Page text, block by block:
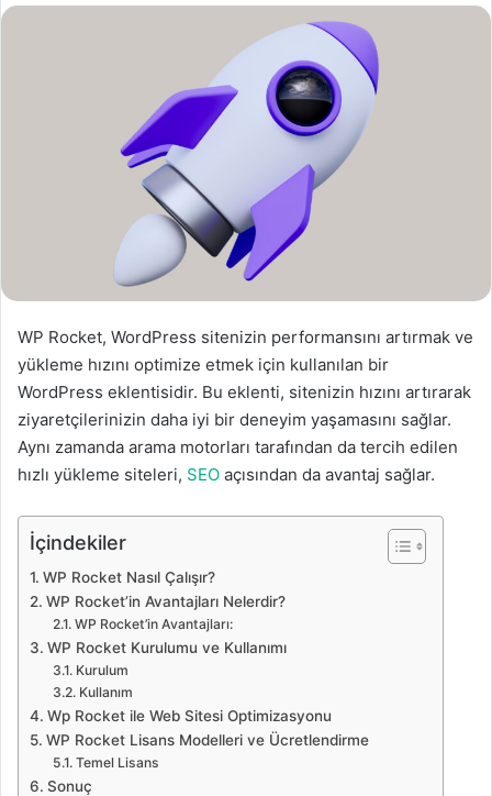
ö
e
r
m
e
WP Rocket, WordPress sitenizin performansını artırmak ve
yükleme hızını optimize etmek için kullanılan bir
WordPress eklentisidir. Bu eklenti, sitenizin hızını artırarak
ziyaretçilerinizin daha iyi bir deneyim yaşamasını sağlar.
Aynı zamanda arama motorları tarafından da tercih edilen
hızlı yükleme siteleri, SEO açısından da avantaj sağlar.
İçindekiler
WP Rocket Nasıl Çalışır?
WP Rocket’in Avantajları Nelerdir?
WP Rocket’in Avantajları:
WP Rocket Kurulumu ve Kullanımı
Kurulum
Kullanım
Wp Rocket ile Web Sitesi Optimizasyonu
WP Rocket Lisans Modelleri ve Ücretlendirme
Temel Lisans
Sonuç